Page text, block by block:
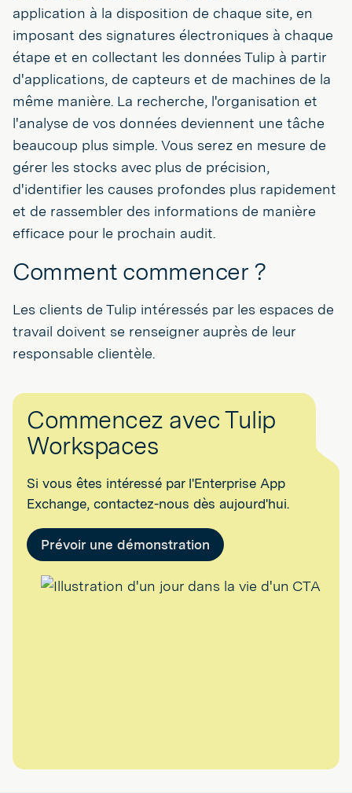
application à la disposition de chaque site, en
imposant des signatures électroniques à chaque
étape et en collectant les données Tulip à partir
d'applications, de capteurs et de machines de la
même manière. La recherche, l'organisation et
l'analyse de vos données deviennent une tâche
beaucoup plus simple. Vous serez en mesure de
gérer les stocks avec plus de précision,
d'identifier les causes profondes plus rapidement
et de rassembler des informations de manière
efficace pour le prochain audit.
Comment commencer ?
Les clients de Tulip intéressés par les espaces de
travail doivent se renseigner auprès de leur
responsable clientèle.
Commencez avec Tulip
Workspaces
Si vous êtes intéressé par l'Enterprise App
Exchange, contactez-nous dès aujourd'hui.
Prévoir une démonstration